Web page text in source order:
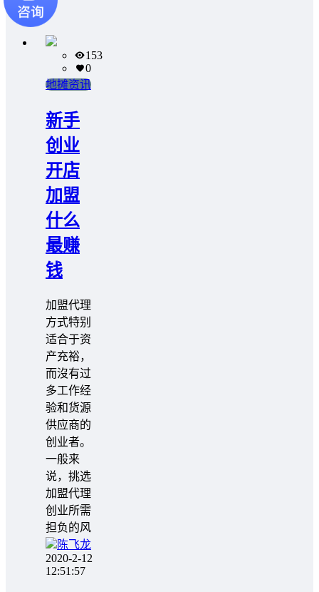
153
0
地摊资讯
新手
创业
开店
加盟
什么
最赚
钱
加盟代理
方式特别
适合于资
产充裕，
而沒有过
多工作经
验和货源
供应商的
创业者。
一般来
说，挑选
加盟代理
创业所需
担负的风
陈飞龙
2020-2-12
12:51:57